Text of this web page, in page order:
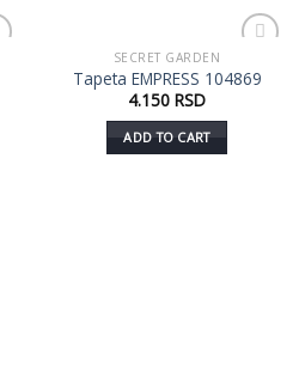
u listu
SECRET GARDEN
Tapeta EMPRESS 104869
4.150 RSD
ADD TO CART